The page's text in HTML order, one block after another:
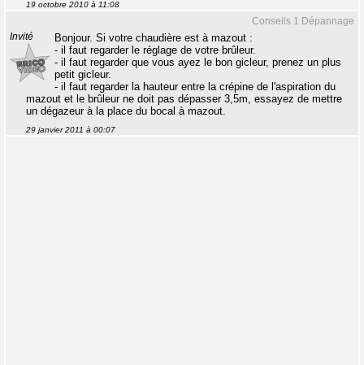
19 octobre 2010 à 11:08
Conseils 1 Dépannage
Invité
Bonjour. Si votre chaudière est à mazout :
- il faut regarder le réglage de votre brûleur.
- il faut regarder que vous ayez le bon gicleur, prenez un plus
petit gicleur.
- il faut regarder la hauteur entre la crépine de l'aspiration du
mazout et le brûleur ne doit pas dépasser 3,5m, essayez de mettre
un dégazeur à la place du bocal à mazout.
29 janvier 2011 à 00:07